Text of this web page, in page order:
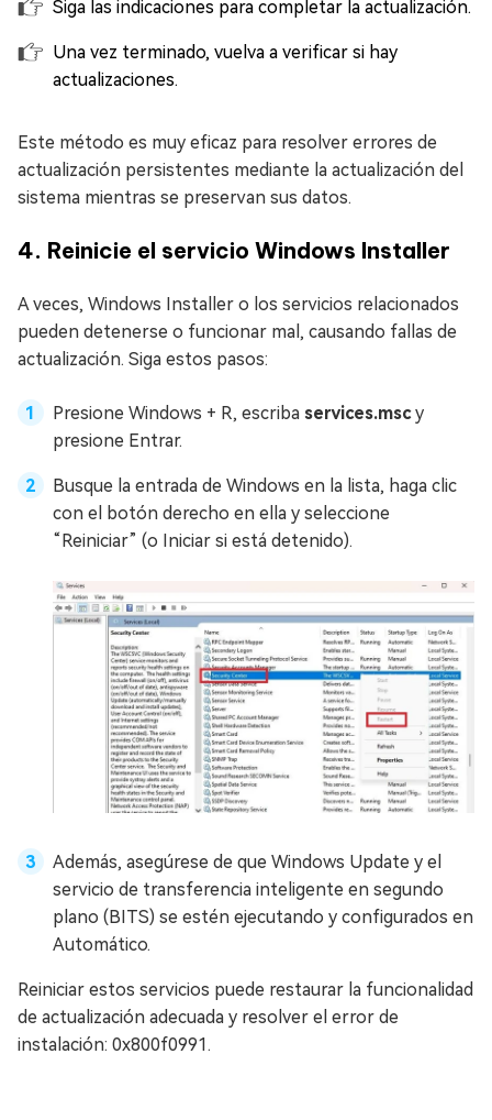
Siga las indicaciones para completar la actualización.
Una vez terminado, vuelva a verificar si hay
actualizaciones.
Este método es muy eficaz para resolver errores de
actualización persistentes mediante la actualización del
sistema mientras se preservan sus datos.
4. Reinicie el servicio Windows Installer
A veces, Windows Installer o los servicios relacionados
pueden detenerse o funcionar mal, causando fallas de
actualización. Siga estos pasos:
Presione Windows + R, escriba services.mscy
presione Entrar.
Busque la entrada de Windows en la lista, haga clic
con el botón derecho en ella y seleccione
“Reiniciar” (o Iniciar si está detenido).
Además, asegúrese de que Windows Update y el
servicio de transferencia inteligente en segundo
plano (BITS) se estén ejecutando y configurados en
Automático.
Reiniciar estos servicios puede restaurar la funcionalidad
de actualización adecuada y resolver el error de
instalación: 0x800f0991.